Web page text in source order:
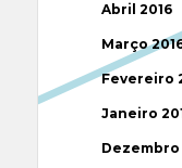
Abril 2016
Março
Fevereiro
Janeiro
Dezembro